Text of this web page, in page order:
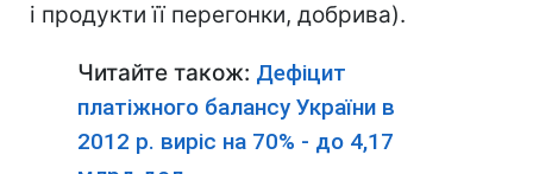
і продукти її перегонки, добрива).
Читайте також: Дефіцит
платіжного балансу України в
2012 р. виріс на 70% - до 4,17